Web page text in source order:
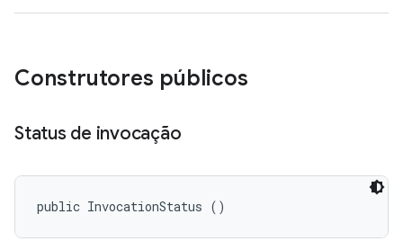
Construtores públicos
Status de invocação
public InvocationStatus ()